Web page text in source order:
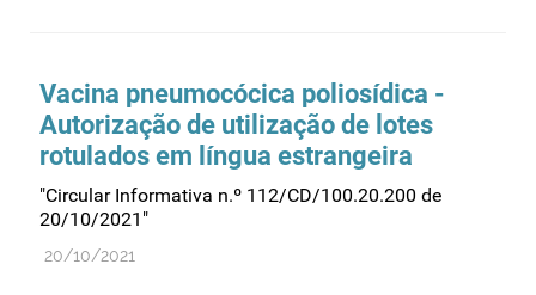
Estrutura e organização
Exercício farmacêutico
Fabricantes
Fabrico
Vacina pneumocócica poliosídica -
Autorização de utilização de lotes
rotulados em língua estrangeira
"Circular Informativa n.º 112/CD/100.20.200 de
20/10/2021"
20/10/2021